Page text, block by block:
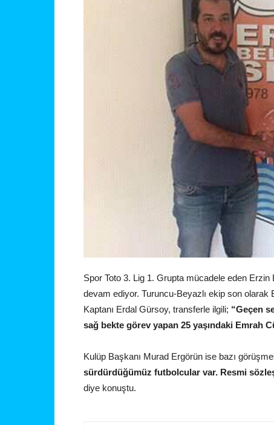
Spor Toto 3. Lig 1. Grupta mücadele eden
devam ediyor. Turuncu-Beyazlı ekip son olarak
Kaptanı Erdal Gürsoy, transferle ilgili; “Geçen
sağ bekte görev yapan 25 yaşındaki Emrah
Kulüp Başkanı Murad Ergörün ise bazı
sürdürdüğümüz futbolcular var. Resmi
diye konuştu.